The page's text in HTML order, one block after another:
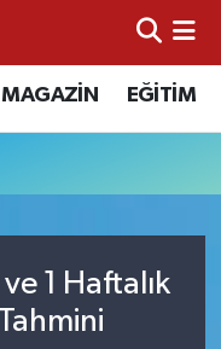
MAGAZİN EĞİTİM
1 Haftalık